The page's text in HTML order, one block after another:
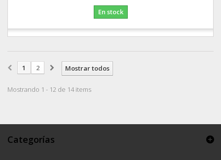
En stock
Mostrar todos
1 2
Mostrando 1 - 12 de 14 items
Categorías